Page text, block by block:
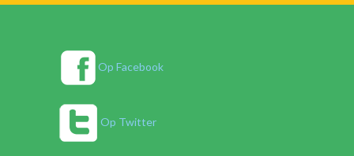
Op Facebook
Op Twitter